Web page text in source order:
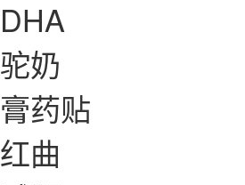
DHA
驼奶
膏药贴
红曲